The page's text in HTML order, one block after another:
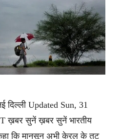
Updated Sun, 31
ख़बर सुनें ख़बर सुनें भारतीय
कहा कि मानसून अभी केरल के तट